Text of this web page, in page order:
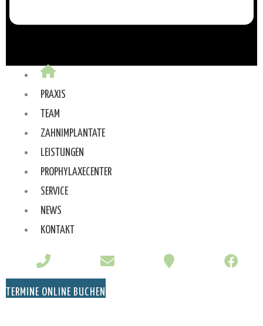
PRAXIS
TEAM
ZAHNIMPLANTATE
LEISTUNGEN
PROPHYLAXECENTER
SERVICE
NEWS
KONTAKT
TERMINE ONLINE BUCHEN